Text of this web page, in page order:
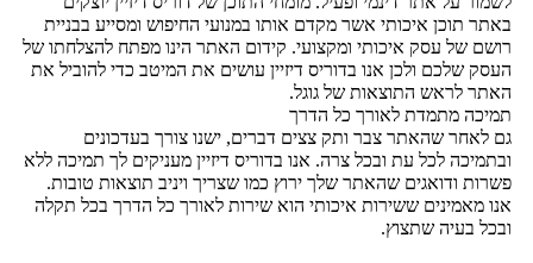
באתר תוכן איכותי אשר מקדם אותו במנועי החיפוש ומסייע בבניית
רושם של עסק איכותי ומקצועי. קידום האתר הינו מפתח להצלחתו של
העסק שלכם ולכן אנו בדוריס דיזיין עושים את המיטב כדי להוביל את
האתר לראש התוצאות של גוגל.
תמיכה מתמדת לאורך כל הדרך
גם לאחר שהאתר צבר ותק צצים דברים, ישנו צורך בעדכונים
ובתמיכה לכל עת ובכל צרה. אנו בדוריס דיזיין מעניקים לך תמיכה ללא
פשרות ודואגים שהאתר שלך ירוץ כמו שצריך ויניב תוצאות טובות.
אנו מאמינים ששירות איכותי הוא שירות לאורך כל הדרך בכל תקלה
ובכל בעיה שתצוץ.